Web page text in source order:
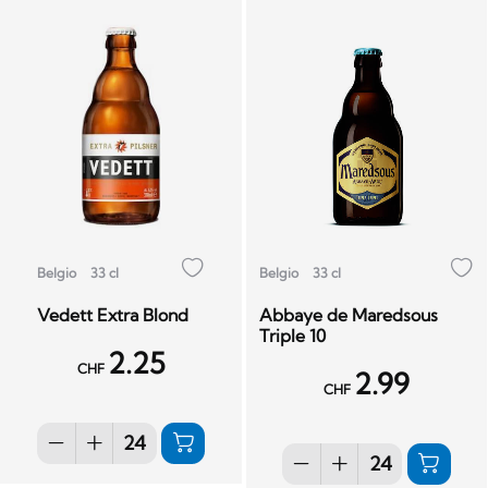
Belgio 33 cl
Vedett Extra Blond
CHF 2.25
Belgio 33 cl
Abbaye de Maredsous
Triple 10
CHF 2.99